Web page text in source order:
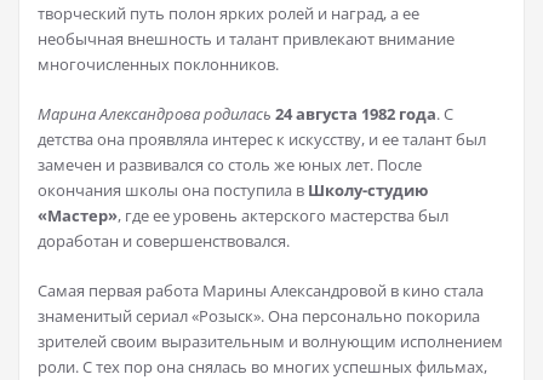
творческий путь полон ярких ролей и наград, а ее
необычная внешность и талант привлекают внимание
многочисленных поклонников.
Марина Александрова родилась 24 августа 1982 года. С
детства она проявляла интерес к искусству, и ее талант был
замечен и развивался со столь же юных лет. После
окончания школы она поступила в Школу-студию
«Мастер», где ее уровень актерского мастерства был
доработан и совершенствовался.
Самая первая работа Марины Александровой в кино стала
знаменитый сериал «Розыск». Она персонально покорила
зрителей своим выразительным и волнующим исполнением
роли. С тех пор она снялась во многих успешных фильмах,